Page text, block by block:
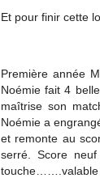
Et pour finir cette
Première année
Noémie fait 4
maîtrise son
Noémie a
et remonte au
serré. Score
touche…….valable